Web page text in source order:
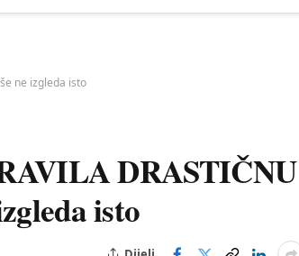
ne izgleda isto
DRASTIČNU
isto